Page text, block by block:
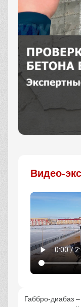
Видео-
Габбро-диабаз